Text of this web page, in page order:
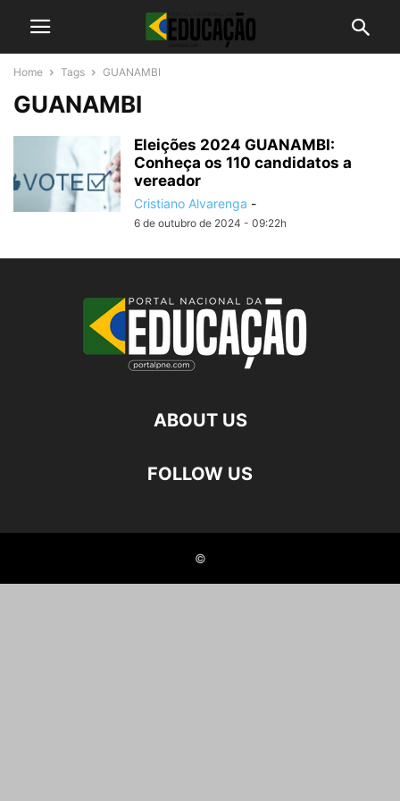
Home Tags GUANAMBI
GUANAMBI
Eleições 2024 GUANAMBI:
Conheça os 110 candidatos a
vereador
Cristiano Alvarenga -
6 de outubro de 2024 - 09:22h
ABOUT US
FOLLOW US
©